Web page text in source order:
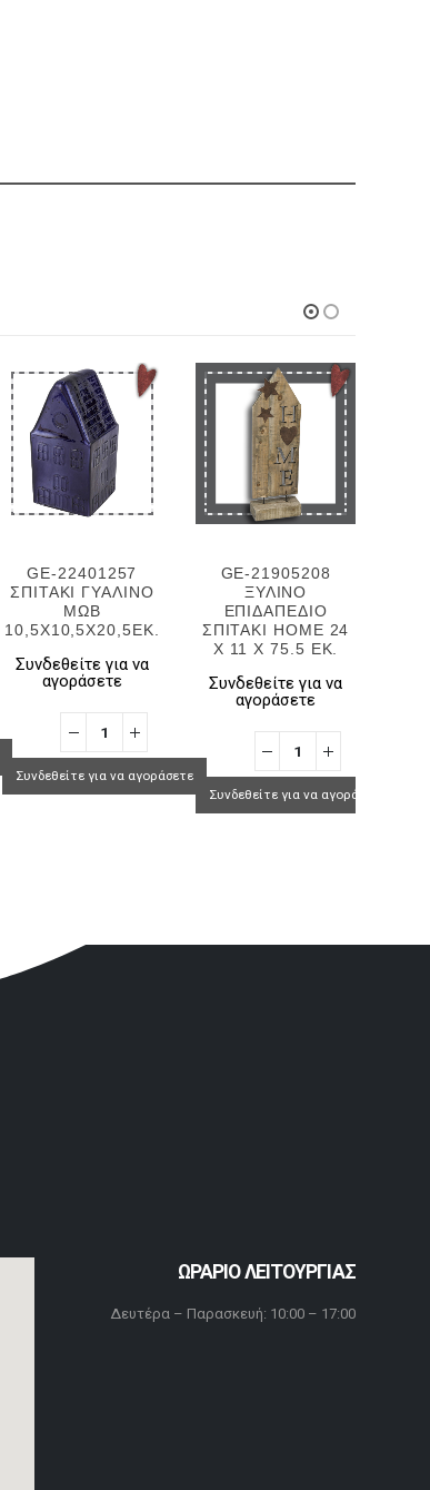
GE-22401257
ΣΠΙΤΑΚΙ ΓΥΑΛΙΝΟ
ΜΩΒ
10,5Χ10,5Χ20,5ΕΚ.
Συνδεθείτε για να
αγοράσετε
Συνδεθείτε για να αγοράσετε
GE-21905208
ΞΥΛΙΝΟ
ΕΠΙΔΑΠΕΔΙΟ
ΣΠΙΤΑΚΙ HOME 24
X 11 X 75.5 EK.
Συνδεθείτε για να
αγοράσετε
Συνδεθείτε για να αγοράσετε
ΩΡΑΡΙΟ ΛΕΙΤΟΥΡΓΙΑΣ
Δευτέρα – Παρασκευή: 10:00 – 17:00